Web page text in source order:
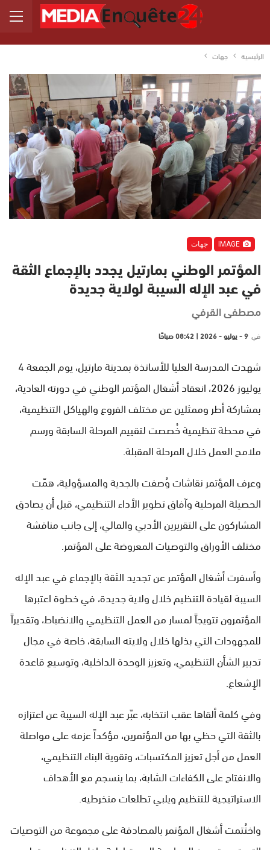
الرئيسية جهات
جهات
المؤتمر الوطني بمارتيل يجدد بالإجماع الثقة
في عبد الإله السيبة لولاية جديدة
مصطفى القرفي
في 9 - يوليو - 2026 | 08:42 صباحًا
شهدت المدرسة العليا للأساتذة بمدينة مارتيل، يوم الجمعة 4
يوليوز 2026، انعقاد أشغال المؤتمر الوطني في دورته العادية،
بمشاركة أطر وممثلين عن مختلف الفروع والهياكل التنظيمية،
في محطة تنظيمية خُصصت لتقييم المرحلة السابقة ورسم
ملامح العمل خلال المرحلة المقبلة.
وعرف المؤتمر نقاشات وُصفت بالجدية والمسؤولية، همّت
الحصيلة المرحلية وآفاق تطوير الأداء التنظيمي، قبل أن يصادق
المشاركون على التقريرين الأدبي والمالي، إلى جانب مناقشة
مختلف الأوراق والتوصيات المعروضة على المؤتمر.
وأسفرت أشغال المؤتمر عن تجديد الثقة بالإجماع في عبد الإله
السيبة لقيادة التنظيم خلال ولاية جديدة، في خطوة اعتبرها
المؤتمرون تتويجاً لمسار من العمل التنظيمي والانضباط، وتقديراً
للمجهودات التي بذلها خلال ولايته السابقة، خاصة في مجال
تدبير الشأن التنظيمي، وتعزيز الوحدة الداخلية، وتوسيع قاعدة
الإشعاع.
وفي كلمة ألقاها عقب انتخابه، عبّر عبد الإله السيبة عن اعتزازه
بالثقة التي حظي بها من المؤتمرين، مؤكداً عزمه على مواصلة
العمل من أجل تعزيز المكتسبات، وتقوية البناء التنظيمي،
والانفتاح على الكفاءات الشابة، بما ينسجم مع الأهداف
الاستراتيجية للتنظيم ويلبي تطلعات منخرطيه.
واختُتمت أشغال المؤتمر بالمصادقة على مجموعة من التوصيات